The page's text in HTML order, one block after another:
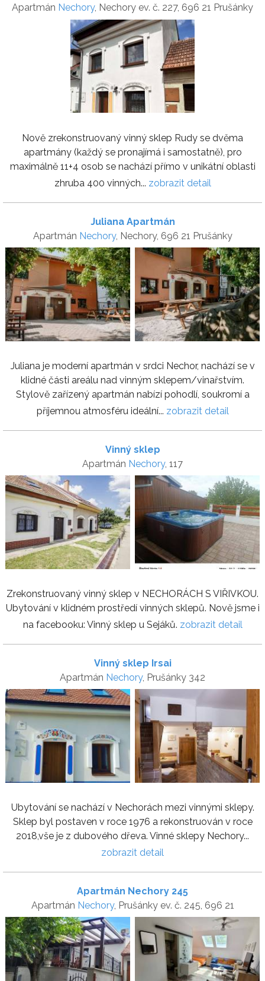
Apartmán Nechory, Nechory ev. č. 227, 696 21 Prušánky
Nově zrekonstruovaný vinný sklep Rudy se dvěma
apartmány (každý se pronajímá i samostatně), pro
maximálně 11+4 osob se nachází přímo v unikátní oblasti
zhruba 400 vinných... zobrazit detail
Juliana Apartmán
Apartmán Nechory, Nechory, 696 21 Prušánky
Juliana je moderní apartmán v srdci Nechor, nachází se v
klidné části areálu nad vinným sklepem/vinařstvím.
Stylově zařízený apartmán nabízí pohodlí, soukromí a
příjemnou atmosféru ideální... zobrazit detail
Vinný sklep
Apartmán Nechory, 117
Zrekonstruovaný vinný sklep v NECHORÁCH S VIŘIVKOU.
Ubytování v klidném prostředí vinných sklepů. Nově jsme i
na facebooku: Vinný sklep u Sejáků. zobrazit detail
Vinný sklep Irsai
Apartmán Nechory, Prušánky 342
Ubytování se nachází v Nechorách mezi vinnými sklepy.
Sklep byl postaven v roce 1976 a rekonstruován v roce
2018,vše je z dubového dřeva. Vinné sklepy Nechory...
zobrazit detail
Apartmán Nechory 245
Apartmán Nechory, Prušánky ev. č. 245, 696 21